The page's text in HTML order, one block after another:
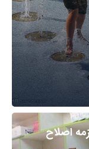
اصلاح